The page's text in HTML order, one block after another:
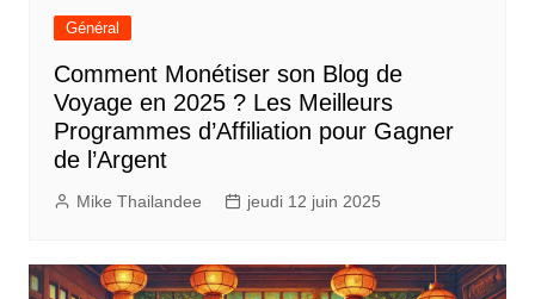
Général
Comment Monétiser son Blog de
Voyage en 2025 ? Les Meilleurs
Programmes d’Affiliation pour Gagner
de l’Argent
Mike Thailandee jeudi 12 juin 2025